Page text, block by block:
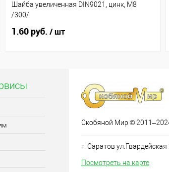
Шайба увеличенная DIN9021, цинк, М8
/300/
1.60 руб. / шт
Скобяной Мир ©
г. Саратов
Посмотреть на карте